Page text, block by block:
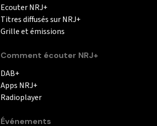
Ecouter NRJ+
Titres diffusés sur NRJ+
Grille et émissions
Comment écouter NRJ+
DAB+
Apps NRJ+
Radioplayer
Événements